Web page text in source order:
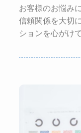
お客様のお悩み
信頼関係を大切
ションを心がけ